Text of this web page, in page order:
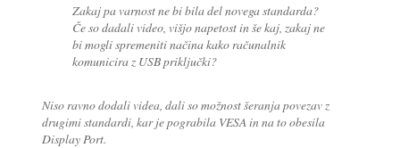
Zakaj pa varnost ne bi bila del novega standarda?
Če so dadali video, višjo napetost in še kaj, zakaj ne
bi mogli spremeniti načina kako računalnik
komunicira z USB priključki?
Niso ravno dodali videa, dali so možnost šeranja povezav z
drugimi standardi, kar je pograbila VESA in na to obesila
Display Port.